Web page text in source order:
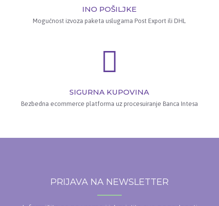
INO POŠILJKE
Mogućnost izvoza paketa uslugama Post Export ili DHL
SIGURNA KUPOVINA
Bezbedna ecommerce platforma uz procesuiranje Banca Intesa
PRIJAVA NA NEWSLETTER